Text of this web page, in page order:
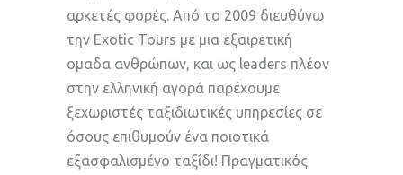
αρκετές φορές. Από το 2009 διευθύνω
την Exotic Tours με μια εξαιρετική
ομαδα ανθρώπων, και ως leaders πλέον
στην ελληνική αγορά παρέχουμε
ξεχωριστές ταξιδιωτικές υπηρεσίες σε
όσους επιθυμούν ένα ποιοτικά
εξασφαλισμένο ταξίδι! Πραγματικός